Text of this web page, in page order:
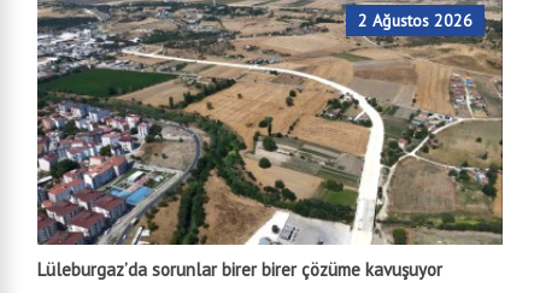
2 Ağustos 2026
Lüleburgaz’da sorunlar birer birer çözüme kavuşuyor